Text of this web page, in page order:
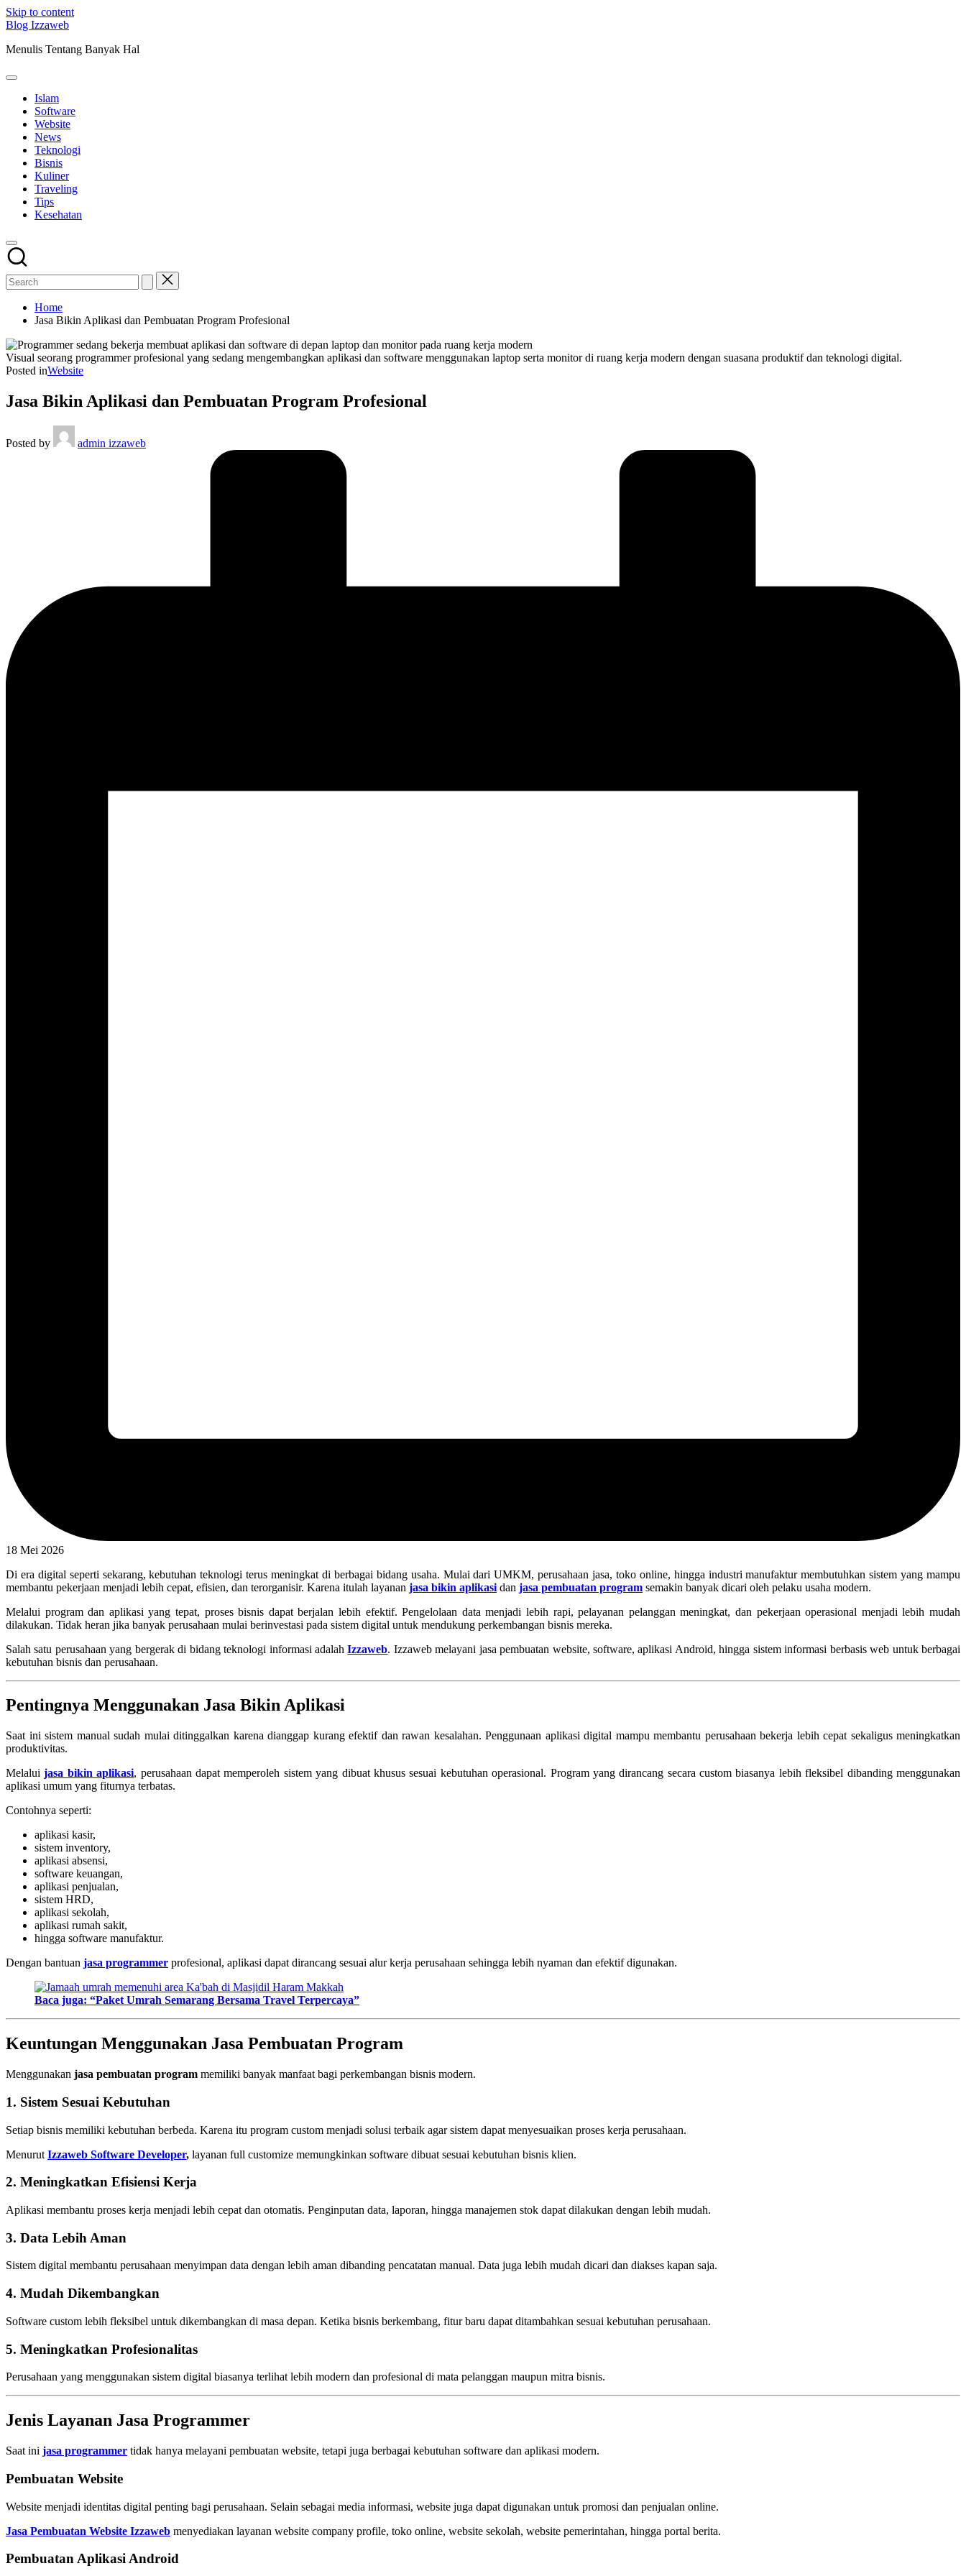
Skip to content
Blog Izzaweb
Menulis Tentang Banyak Hal
Islam
Software
Website
News
Teknologi
Bisnis
Kuliner
Traveling
Tips
Kesehatan
Home
Jasa Bikin Aplikasi dan Pembuatan Program Profesional
Visual seorang programmer profesional yang sedang mengembangkan aplikasi dan software menggunakan laptop serta monitor di ruang kerja modern dengan suasana produktif dan teknologi digital.
Posted inWebsite
Jasa Bikin Aplikasi dan Pembuatan Program Profesional
Posted by admin izzaweb
18 Mei 2026
Di era digital seperti sekarang, kebutuhan teknologi terus meningkat di berbagai bidang usaha. Mulai dari UMKM, perusahaan jasa, toko online, hingga industri manufaktur membutuhkan sistem yang mampu
membantu pekerjaan menjadi lebih cepat, efisien, dan terorganisir. Karena itulah layanan jasa bikin aplikasi dan jasa pembuatan program semakin banyak dicari oleh pelaku usaha modern.
Melalui program dan aplikasi yang tepat, proses bisnis dapat berjalan lebih efektif. Pengelolaan data menjadi lebih rapi, pelayanan pelanggan meningkat, dan pekerjaan operasional menjadi lebih mudah
dilakukan. Tidak heran jika banyak perusahaan mulai berinvestasi pada sistem digital untuk mendukung perkembangan bisnis mereka.
Salah satu perusahaan yang bergerak di bidang teknologi informasi adalahIzzaweb. Izzaweb melayani jasa pembuatan website, software, aplikasi Android, hingga sistem informasi berbasis web untuk berbagai
kebutuhan bisnis dan perusahaan.
Pentingnya Menggunakan Jasa Bikin Aplikasi
Saat ini sistem manual sudah mulai ditinggalkan karena dianggap kurang efektif dan rawan kesalahan. Penggunaan aplikasi digital mampu membantu perusahaan bekerja lebih cepat sekaligus meningkatkan
produktivitas.
Melaluijasa bikin aplikasi, perusahaan dapat memperoleh sistem yang dibuat khusus sesuai kebutuhan operasional. Program yang dirancang secara custom biasanya lebih fleksibel dibanding menggunakan
aplikasi umum yang fiturnya terbatas.
Contohnya seperti:
aplikasi kasir,
sistem inventory,
aplikasi absensi,
software keuangan,
aplikasi penjualan,
sistem HRD,
aplikasi sekolah,
aplikasi rumah sakit,
hingga software manufaktur.
Dengan bantuan jasa programmer profesional, aplikasi dapat dirancang sesuai alur kerja perusahaan sehingga lebih nyaman dan efektif digunakan.
Baca juga: “Paket Umrah Semarang Bersama Travel Terpercaya”
Keuntungan Menggunakan Jasa Pembuatan Program
Menggunakan jasa pembuatan program memiliki banyak manfaat bagi perkembangan bisnis modern.
1. Sistem Sesuai Kebutuhan
Setiap bisnis memiliki kebutuhan berbeda. Karena itu program custom menjadi solusi terbaik agar sistem dapat menyesuaikan proses kerja perusahaan.
Menurut Izzaweb Software Developer, layanan full customize memungkinkan software dibuat sesuai kebutuhan bisnis klien.
2. Meningkatkan Efisiensi Kerja
Aplikasi membantu proses kerja menjadi lebih cepat dan otomatis. Penginputan data, laporan, hingga manajemen stok dapat dilakukan dengan lebih mudah.
3. Data Lebih Aman
Sistem digital membantu perusahaan menyimpan data dengan lebih aman dibanding pencatatan manual. Data juga lebih mudah dicari dan diakses kapan saja.
4. Mudah Dikembangkan
Software custom lebih fleksibel untuk dikembangkan di masa depan. Ketika bisnis berkembang, fitur baru dapat ditambahkan sesuai kebutuhan perusahaan.
5. Meningkatkan Profesionalitas
Perusahaan yang menggunakan sistem digital biasanya terlihat lebih modern dan profesional di mata pelanggan maupun mitra bisnis.
Jenis Layanan Jasa Programmer
Saat ini jasa programmer tidak hanya melayani pembuatan website, tetapi juga berbagai kebutuhan software dan aplikasi modern.
Pembuatan Website
Website menjadi identitas digital penting bagi perusahaan. Selain sebagai media informasi, website juga dapat digunakan untuk promosi dan penjualan online.
Jasa Pembuatan Website Izzaweb menyediakan layanan website company profile, toko online, website sekolah, website pemerintahan, hingga portal berita.
Pembuatan Aplikasi Android